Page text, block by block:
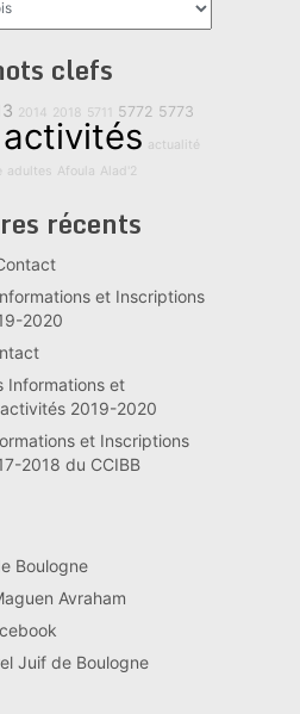
clefs
2014 2018 5711 5772 5773
activités actualité
adultes Afoula Alad'2
récents
et Inscriptions
2020
Informations et
2019-2020
et Inscriptions
2018 du CCIBB
Boulogne
Avraham
Juif de Boulogne